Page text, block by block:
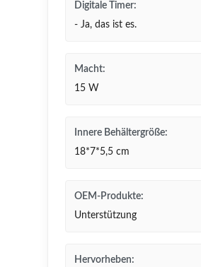
Digitale Timer:
- Ja, das ist es.
Macht:
15 W
Innere Behältergröße:
18*7*5,5 cm
OEM-Produkte:
Unterstützung
Hervorheben: